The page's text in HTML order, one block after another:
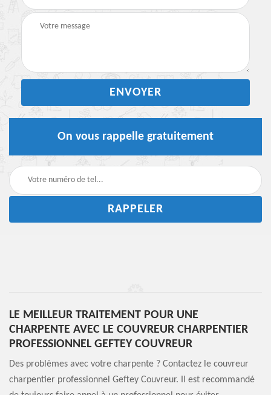
On vous rappelle gratuitement
LE MEILLEUR TRAITEMENT POUR UNE
CHARPENTE AVEC LE COUVREUR CHARPENTIER
PROFESSIONNEL GEFTEY COUVREUR
Des problèmes avec votre charpente ? Contactez le couvreur
charpentier professionnel Geftey Couvreur. Il est recommandé